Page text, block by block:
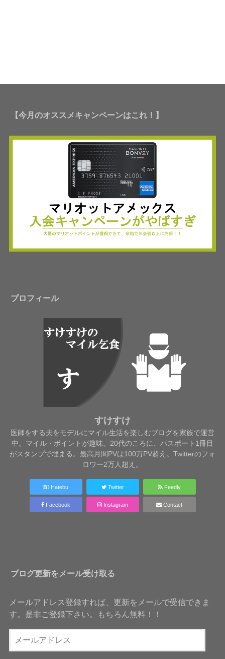
【今月のオススメキャンペーンはこれ！】
プロフィール
すけすけ
医師をする夫をモデルにマイル生活を楽しむブログを家族で運営
中。マイル・ポイントが趣味。20代のころに、パスポート1冊目
がスタンプで埋まる。最高月間PVは100万PV超え。Twitterのフォ
ロワー2万人超え。
B! Hatebu Twitter Feedly
Facebook Instagram Contact
ブログ更新をメール受け取る
メールアドレス登録すれば、更新をメールで受信できま
す。是非ご登録下さい。もちろん無料！！
ー